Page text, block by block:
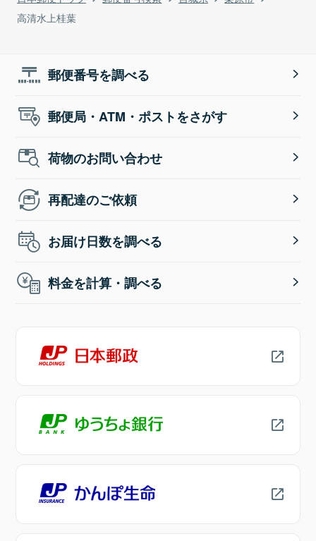
高清水上桂葉
郵便番号を調べる
郵便局・ATM・ポストをさがす
荷物のお問い合わせ
再配達のご依頼
お届け日数を調べる
料金を計算・調べる